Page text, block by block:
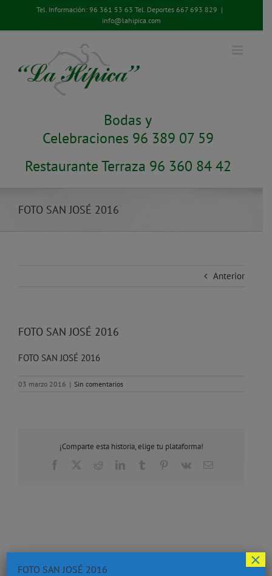
contenido
Tel. Información: 96 361 53 63 Tel. Deportes 667 693 829 |
info@lahipica.com
Bodas y
Celebraciones 96 389 07 59
Restaurante Terraza 96 360 84 42
FOTO SAN JOSÉ 2016
Anterior
FOTO SAN JOSÉ 2016
FOTO SAN JOSÉ 2016
03 marzo 2016 | Sin comentarios
¡Comparte esta historia, elige tu plataforma!
Facebook RedditLinkedInTumblr Pinterest
Vk
Correo
FOTO SAN JOSÉ 2016
×